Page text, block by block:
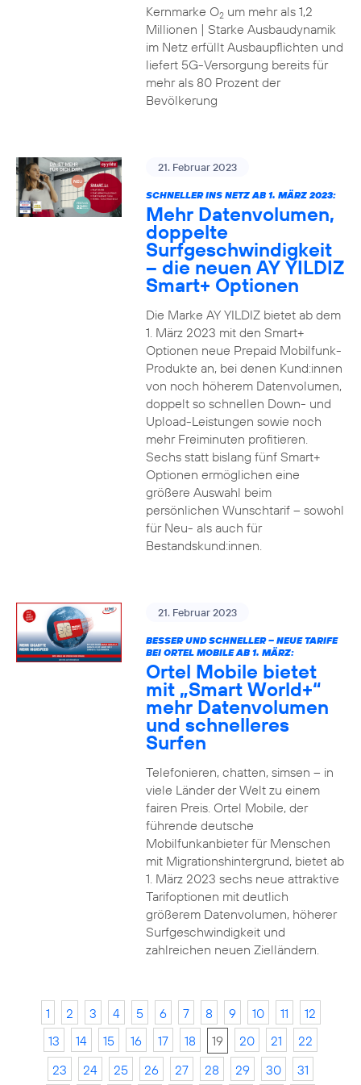
Kernmarke O2um mehr als 1,2
Millionen | Starke Ausbaudynamik
im Netz erfüllt Ausbaupflichten und
liefert 5G-Versorgung bereits für
mehr als 80 Prozent der
Bevölkerung
21. Februar 2023
SCHNELLER INS NETZ AB 1. MÄRZ 2023:
Mehr Datenvolumen,
doppelte
Surfgeschwindigkeit
– die neuen AY YILDIZ
Smart+ Optionen
Die Marke AY YILDIZ bietet ab dem
1. März 2023 mit den Smart+
Optionen neue Prepaid Mobilfunk-
Produkte an, bei denen Kund:innen
von noch höherem Datenvolumen,
doppelt so schnellen Down- und
Upload-Leistungen sowie noch
mehr Freiminuten profitieren.
Sechs statt bislang fünf Smart+
Optionen ermöglichen eine
größere Auswahl beim
persönlichen Wunschtarif – sowohl
für Neu- als auch für
Bestandskund:innen.
21. Februar 2023
BESSER UND SCHNELLER – NEUE TARIFE
BEI ORTEL MOBILE AB 1. MÄRZ:
Ortel Mobile bietet
mit „Smart World+“
mehr Datenvolumen
und schnelleres
Surfen
Telefonieren, chatten, simsen – in
viele Länder der Welt zu einem
fairen Preis. Ortel Mobile, der
führende deutsche
Mobilfunkanbieter für Menschen
mit Migrationshintergrund, bietet ab
1. März 2023 sechs neue attraktive
Tarifoptionen mit deutlich
größerem Datenvolumen, höherer
Surfgeschwindigkeit und
zahlreichen neuen Zielländern.
1 2 3 4 5 6 7 8 9 10 11
12
13
14 15 16 17 18 19 20 21
22
23
24 25 26 27 28 29 30
31